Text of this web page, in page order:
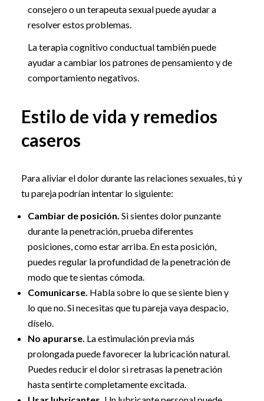
consejero o un terapeuta sexual puede ayudar a
resolver estos problemas.
La terapia cognitivo conductual también puede
ayudar a cambiar los patrones de pensamiento y de
comportamiento negativos.
Estilo de vida y remedios
caseros
Para aliviar el dolor durante las relaciones sexuales, tú y
tu pareja podrían intentar lo siguiente:
Cambiar de posición. Si sientes dolor punzante
durante la penetración, prueba diferentes
posiciones, como estar arriba. En esta posición,
puedes regular la profundidad de la penetración de
modo que te sientas cómoda.
Comunicarse. Habla sobre lo que se siente bien y
lo que no. Si necesitas que tu pareja vaya despacio,
díselo.
No apurarse. La estimulación previa más
prolongada puede favorecer la lubricación natural.
Puedes reducir el dolor si retrasas la penetración
hasta sentirte completamente excitada.